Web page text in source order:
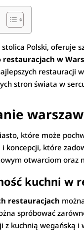
Polski, oferuje
restauracjach w
restauracji
stron świata w
które może
i koncepcji, które
otwarciom oraz
kuchni w
restauracjach
spróbować
z kuchnią wegańską